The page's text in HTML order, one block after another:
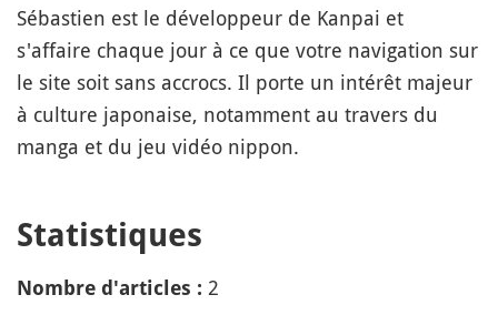
Sébastien est le développeur de Kanpai et
s'affaire chaque jour à ce que votre navigation sur
le site soit sans accrocs. Il porte un intérêt majeur
à culture japonaise, notamment au travers du
manga et du jeu vidéo nippon.
Statistiques
Nombre d'articles : 2